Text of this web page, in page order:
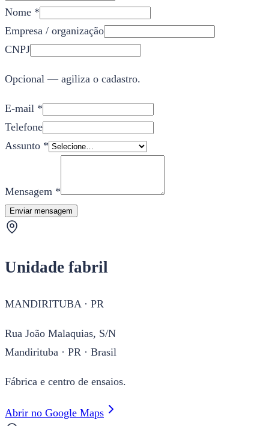
Nome *
Empresa / organização
CNPJ
Opcional — agiliza o cadastro.
E-mail *
Telefone
Assunto *
Mensagem *
Enviar mensagem
Unidade fabril
MANDIRITUBA · PR
Rua João Malaquias, S/N
Mandirituba · PR · Brasil
Fábrica e centro de ensaios.
Abrir no Google Maps